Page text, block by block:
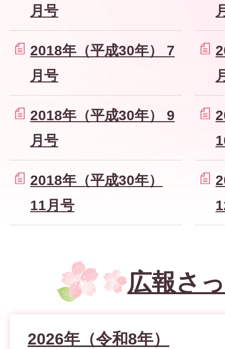
月号
2018年（平成30年） 7
月号
2018年（平成30年） 9
月号
2018年（平成30年）
11月号
広報さ
2026年（令和8年）